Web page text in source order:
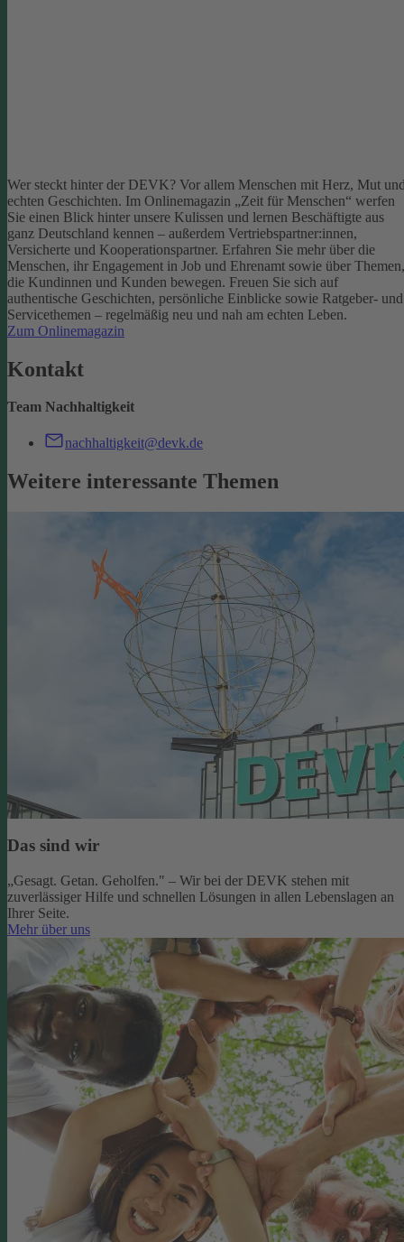
Wer steckt hinter der DEVK? Vor allem Menschen mit Herz, Mut
echten Geschichten. Im Onlinemagazin „Zeit für Menschen“ werfen
Sie einen Blick hinter unsere Kulissen und lernen Beschäftigte aus
ganz Deutschland kennen – außerdem Vertriebspartner:innen,
Versicherte und Kooperationspartner. Erfahren Sie mehr über die
Menschen, ihr Engagement in Job und Ehrenamt sowie über Themen,
die Kundinnen und Kunden bewegen. Freuen Sie sich auf
authentische Geschichten, persönliche Einblicke sowie Ratgeber- und
Servicethemen – regelmäßig neu und nah am echten Leben.
Zum Onlinemagazin
Kontakt
Team Nachhaltigkeit
nachhaltigkeit@devk.de
Weitere interessante Themen
Das sind wir
„Gesagt. Getan. Geholfen." – Wir bei der DEVK stehen mit
zuverlässiger Hilfe und schnellen Lösungen in allen Lebenslagen an
Ihrer Seite.
Mehr über uns